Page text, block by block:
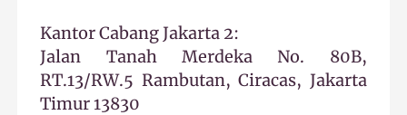
Kantor Cabang Jakarta 2:
Jalan Tanah Merdeka No. 80B,
RT.13/RW.5 Rambutan, Ciracas, Jakarta
Timur 13830